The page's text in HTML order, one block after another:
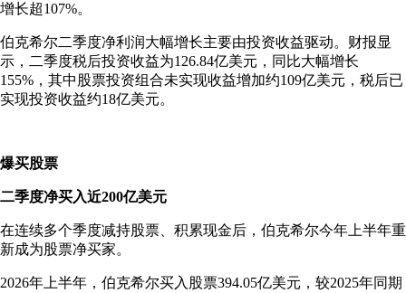
增长超107%。
伯克希尔二季度净利润大幅增长主要由投资收益驱动。财报显
示，二季度税后投资收益为126.84亿美元，同比大幅增长
155%，其中股票投资组合未实现收益增加约109亿美元，税后已
实现投资收益约18亿美元。
爆买股票
二季度净买入近200亿美元
在连续多个季度减持股票、积累现金后，伯克希尔今年上半年重
新成为股票净买家。
2026年上半年，伯克希尔买入股票394.05亿美元，较2025年同期